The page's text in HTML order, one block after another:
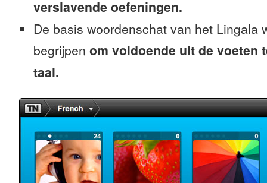
verslavende oefeningen.
De basis woordenschat van het Lingala
begrijpen om voldoende uit de voeten
taal.